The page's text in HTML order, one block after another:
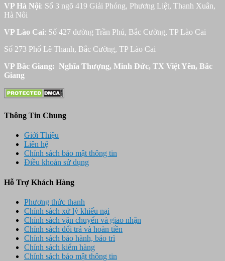
VP Hà Nội: Số 3 ngõ 419 Giải Phóng, Phương Liệt, Thanh Xuân,
Hà Nôi
VP Lào Cai: Số 427 đường Trần Phú, Bắc Cường, TP Lào Cai
Số 273 Phố Lê Thanh, Bắc Cường, TP Lào Cai
VP Bắc Giang: Nghĩa Thượng, Minh Đức, TX Việt Yên, Bắc
Giang
Thông Tin Chung
Giới Thiệu
Liên hệ
Chính sách bảo mật thông tin
Điều khoản sử dụng
Hỗ Trợ Khách Hàng
Phương thức thanh
Chính sách xử lý khiếu nại
Chính sách vận chuyển và giao nhận
Chính sách đổi trả và hoàn tiền
Chính sách bảo hành, bảo trì
Chính sách kiểm hàng
Chính sách bảo mật thông tin